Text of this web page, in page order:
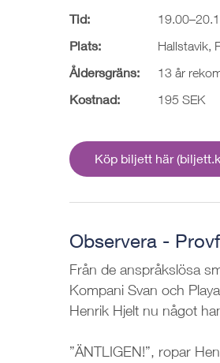
Tid:
Plats: Hallstavik,
Åldersgräns: 13 år
Kostnad: 195 SEK
Köp biljett här
Observera -
Från de anspråkslösa
Kompani Svan och
Henrik Hjelt nu något
”ÄNTLIGEN!”, ropar